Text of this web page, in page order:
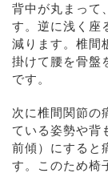
背中が丸まって
す。逆に浅く座
減ります。椎間
掛けて腰を骨盤
です。
次に椎間関節の
ている姿勢や背
前傾）にすると
す。このため椅